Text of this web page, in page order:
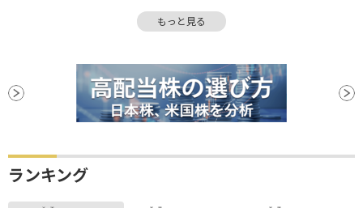
S&P500
金融政策決定会合
消費者信頼感指数
日銀
ハイイールド債
プレミアム
リスクオフ
もっと見る
ランキング